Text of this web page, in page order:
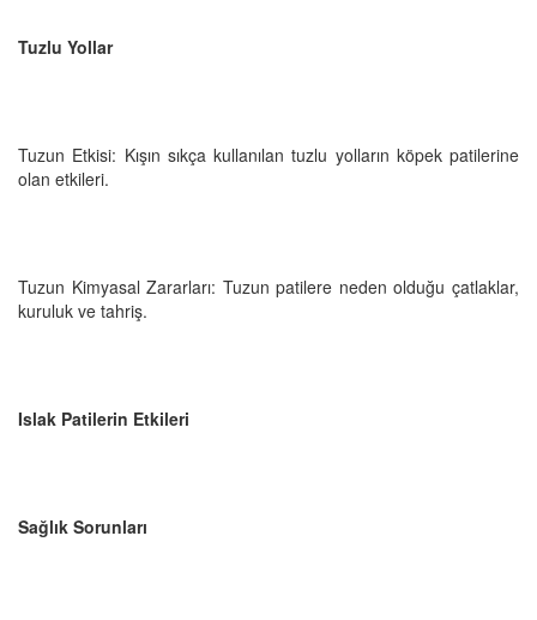
Tuzlu Yollar
Tuzun Etkisi: Kışın sıkça kullanılan tuzlu yolların köpek patilerine
olan etkileri.
Tuzun Kimyasal Zararları: Tuzun patilere neden olduğu çatlaklar,
kuruluk ve tahriş.
Islak Patilerin Etkileri
Sağlık Sorunları